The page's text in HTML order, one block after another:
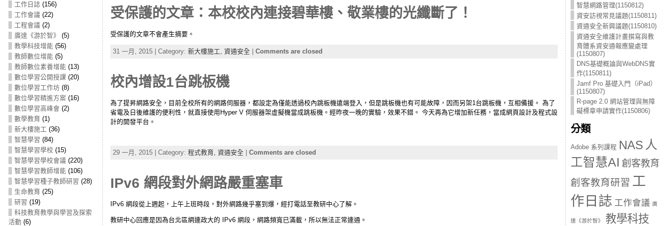
工作日誌 (156)
工作會議 (22)
工程會議 (2)
廣達《游於智》
(5)
教學科技增能(56)
教師數位增能(5)
教師數位素養增能(13)
數位學習公開授課 (20)
數位學習工作坊(8)
數位學習精進方案 (16)
數位學習高峰會 (2)
數學教育 (1)
新大樓施工 (36)
智慧學習 (84)
智慧學習學校 (15)
智慧學習學校會議 (220)
智慧學習教師增能(106)
智慧學習種子教師研習 (28)
生命教育 (25)
研習 (19)
科技教育教學與學習及探索
活動 (6)
受保護的文章：本校校內連接碧華樓、敬業樓的光纖斷了！
受保護的文章不會產生摘要。
31 一月, 2015 | Category: 新大樓施工, 資通安全 Comments are closed
校內增設1台跳板機
為了提昇網路安全，目前全校所有的網路伺服器，都設定為僅能透過校內跳板機遠端登入，但是跳板機也有可能故障，因而另架1台跳板機，互相備援。 為了
省電及日後維護的便利性，就直接使用Hyper V 伺服器架虛擬機當成跳板機。經昨夜一晚的實驗，效果不錯。 今天再為它增加新任務，當成網頁設計及程式設
計的開發平台。
29 一月, 2015 | Category: 程式教育, 資通安全 Comments are closed
IPv6 網段對外網路嚴重塞車
IPv6 網段從上週起，上午上班時段，對外網路幾乎塞到爆，經打電話至教研中心了解。
教研中心回應是因為台北區網連政大的 IPv6 網段，網路頻寬已滿載，所以無法正常連通。
智慧網路管理(1150812)
資安訪視常見議題(1150811)
資通安全新興議題(1150810)
資通安全維護計畫撰寫與教
育體系資安通報應變處理
(1150807)
DNS基礎概論與WebDNS實
作(1150811)
Jamf Pro 基礎入門（iPad）
(1150807)
R-page 2.0 網站管理與無障
礙標章申請實作(1150806)
分類
Adobe 系列課程 NAS 人
工智慧AI 創客教育
創客教育研習 工
作日誌 工作會議 廣
達《游於智》
教學科技